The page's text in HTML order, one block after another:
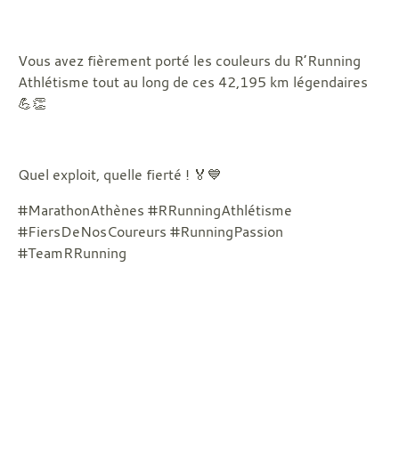
Vous avez fièrement porté les couleurs du R’Running
Athlétisme tout au long de ces 42,195 km légendaires
💪👏
Quel exploit, quelle fierté ! 🏅💙
#MarathonAthènes #RRunningAthlétisme
#FiersDeNosCoureurs #RunningPassion
#TeamRRunning